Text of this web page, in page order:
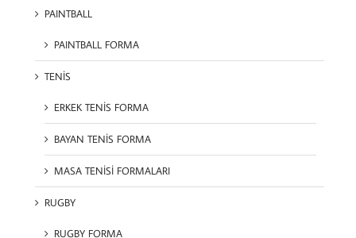
PAINTBALL
PAINTBALL FORMA
TENİS
ERKEK TENİS FORMA
BAYAN TENİS FORMA
MASA TENİSİ FORMALARI
RUGBY
RUGBY FORMA